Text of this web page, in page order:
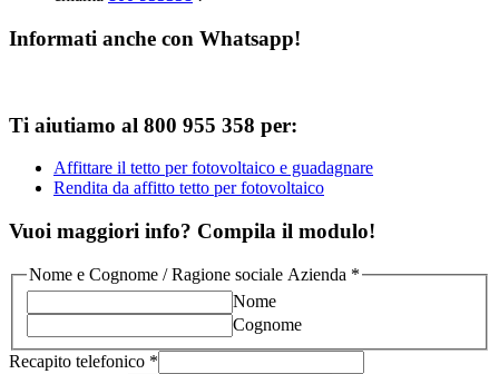
Informati anche con Whatsapp!
Ti aiutiamo al 800 955 358 per:
Affittare il tetto per fotovoltaico e guadagnare
Rendita da affitto tetto per fotovoltaico
Vuoi maggiori info? Compila il modulo!
Nome e Cognome / Ragione sociale Azienda *
Nome
Cognome
Recapito telefonico *